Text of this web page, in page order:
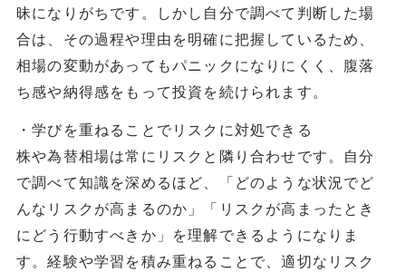
昧になりがちです。しかし自分で調べて判断した場
合は、その過程や理由を明確に把握しているため、
相場の変動があってもパニックになりにくく、腹落
ち感や納得感をもって投資を続けられます。
・学びを重ねることでリスクに対処できる
株や為替相場は常にリスクと隣り合わせです。自分
で調べて知識を深めるほど、「どのような状況でど
んなリスクが高まるのか」「リスクが高まったとき
にどう行動すべきか」を理解できるようになりま
す。経験や学習を積み重ねることで、適切なリスク